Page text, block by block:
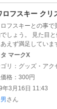
ロフスキー クリ
ロフスキーとの事で
しょう。 見た目と
あえず満足していま
タ マークX
リ：グッズ・アク
格：300円
年3月16日 11:43
さん